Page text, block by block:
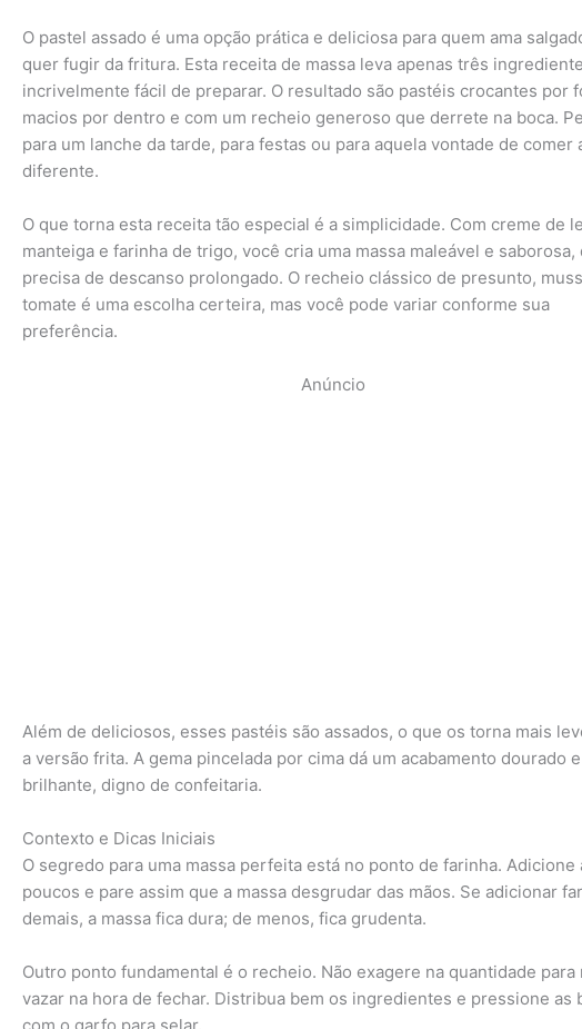
O pastel assado é uma opção prática e deliciosa para quem ama
quer fugir da fritura. Esta receita de massa leva apenas três
incrivelmente fácil de preparar. O resultado são pastéis crocantes por
macios por dentro e com um recheio generoso que derrete na boca.
para um lanche da tarde, para festas ou para aquela vontade de comer
diferente.
O que torna esta receita tão especial é a simplicidade. Com creme de
manteiga e farinha de trigo, você cria uma massa maleável e saborosa,
precisa de descanso prolongado. O recheio clássico de presunto,
tomate é uma escolha certeira, mas você pode variar conforme sua
preferência.
Anúncio
Além de deliciosos, esses pastéis são assados, o que os torna mais
a versão frita. A gema pincelada por cima dá um acabamento dourado e
brilhante, digno de confeitaria.
Contexto e Dicas Iniciais
O segredo para uma massa perfeita está no ponto de farinha. Adicione
poucos e pare assim que a massa desgrudar das mãos. Se adicionar
demais, a massa fica dura; de menos, fica grudenta.
Outro ponto fundamental é o recheio. Não exagere na quantidade para
vazar na hora de fechar. Distribua bem os ingredientes e pressione as